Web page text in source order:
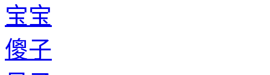
宝宝
傻子